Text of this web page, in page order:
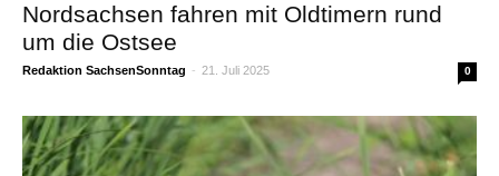
Nordsachsen fahren mit Oldtimern rund
um die Ostsee
Redaktion SachsenSonntag - 21. Juli 2025 0